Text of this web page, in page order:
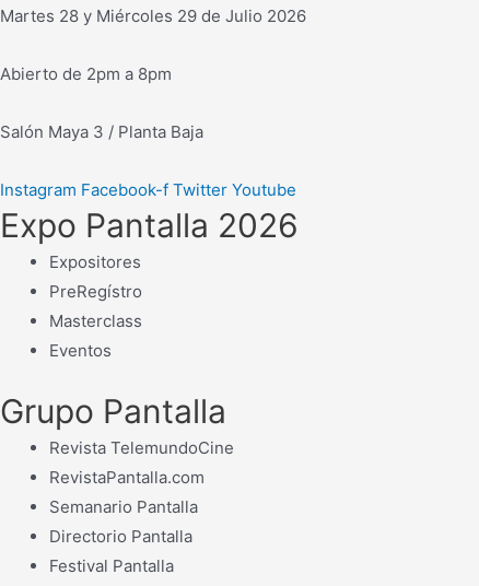
Martes 28 y Miércoles 29 de Julio 2026
Abierto de 2pm a 8pm
Salón Maya 3 / Planta Baja
Instagram Facebook-f Twitter Youtube
Expo Pantalla 2026
Expositores
PreRegístro
Masterclass
Eventos
Grupo Pantalla
Revista TelemundoCine
RevistaPantalla.com
Semanario Pantalla
Directorio Pantalla
Festival Pantalla